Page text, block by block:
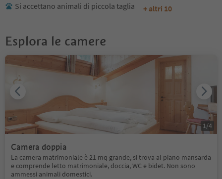
Si accettano animali di piccola taglia
+ altri 10
Esplora le camere
Camera doppia
La camera matrimoniale è 21 mq grande, si trova al piano mansarda
e comprende letto matrimoniale, doccia, WC e bidet. Non sono
ammessi animali domestici.
1/4